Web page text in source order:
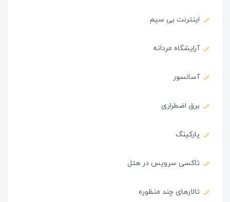
اینترنت بی سیم
آرایشگاه مردانه
آسانسور
برق اضطراری
پارکینگ
تاکسی سرویس در هتل
تالارهای چند منظوره